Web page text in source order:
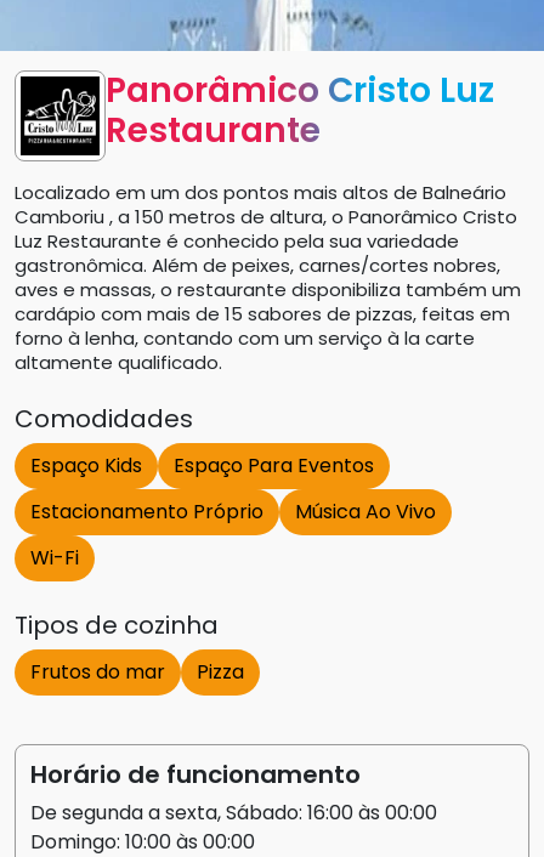
Panorâmico Cristo Luz
Restaurante
Localizado em um dos pontos mais altos de Balneário
Camboriu , a 150 metros de altura, o Panorâmico Cristo
Luz Restaurante é conhecido pela sua variedade
gastronômica. Além de peixes, carnes/cortes nobres,
aves e massas, o restaurante disponibiliza também um
cardápio com mais de 15 sabores de pizzas, feitas em
forno à lenha, contando com um serviço à la carte
altamente qualificado.
Comodidades
Espaço Kids
Espaço Para Eventos
Estacionamento Próprio
Música Ao Vivo
Wi-Fi
Tipos de cozinha
Frutos do mar Pizza
Horário de funcionamento
De segunda a sexta, Sábado: 16:00 às 00:00
Domingo: 10:00 às 00:00